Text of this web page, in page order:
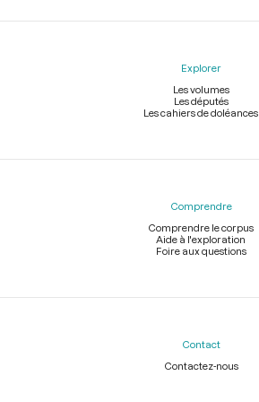
Explorer
Les volumes
Les députés
Les cahiers de doléances
Comprendre
Comprendre le corpus
Aide à l'exploration
Foire aux questions
Contact
Contactez-nous